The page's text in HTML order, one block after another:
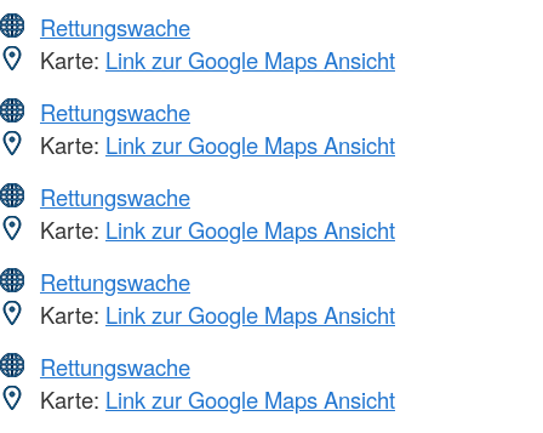
Rettungswache
Karte: Link zur Google Maps Ansicht
Rettungswache
Karte: Link zur Google Maps Ansicht
Rettungswache
Karte: Link zur Google Maps Ansicht
Rettungswache
Karte: Link zur Google Maps Ansicht
Rettungswache
Karte: Link zur Google Maps Ansicht